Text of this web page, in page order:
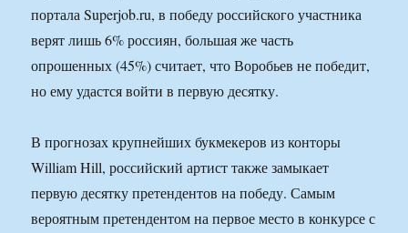
портала Superjob.ru, в победу российского участника
верят лишь 6% россиян, большая же часть
опрошенных (45%) считает, что Воробьев не победит,
но ему удастся войти в первую десятку.
В прогнозах крупнейших букмекеров из конторы
William Hill, российский артист также замыкает
первую десятку претендентов на победу. Самым
вероятным претендентом на первое место в конкурсе с